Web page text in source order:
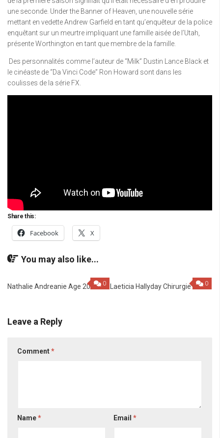
une seconde. Under the Banner of Heaven, une nouvelle série
mettant en vedette Andrew Garfield en tant qu’enquêteur de la police
enquêtant sur un meurtre impliquant une famille aisée de l’Utah,
présente Worthington en tant que membre de la famille.
Des personnalités comme l’auteur de “Milk” Dustin Lance Black et
le cinéaste de “Da Vinci Code” Ron Howard sont dans les
coulisses de la série FX.
Share this:
Facebook X
You may also like...
0
Nathalie Andreanie Age 2022 0
Laeticia Hallyday Chirurgie
Leave a Reply
Comment*
Name* Email*